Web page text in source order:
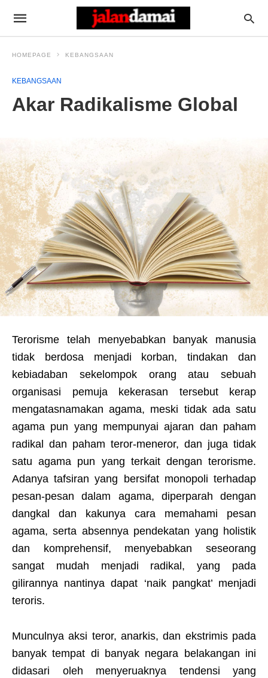
HOMEPAGE KEBANGSAAN
KEBANGSAAN
Akar Radikalisme Global
Terorisme telah menyebabkan banyak manusia
tidak berdosa menjadi korban, tindakan dan
kebiadaban sekelompok orang atau sebuah
organisasi pemuja kekerasan tersebut kerap
mengatasnamakan agama, meski tidak ada satu
agama pun yang mempunyai ajaran dan paham
radikal dan paham teror-meneror, dan juga tidak
satu agama pun yang terkait dengan terorisme.
Adanya tafsiran yang bersifat monopoli terhadap
pesan-pesan dalam agama, diperparah dengan
dangkal dan kakunya cara memahami pesan
agama, serta absennya pendekatan yang holistik
dan komprehensif, menyebabkan seseorang
sangat mudah menjadi radikal, yang pada
gilirannya nantinya dapat ‘naik pangkat’ menjadi
teroris.
Munculnya aksi teror, anarkis, dan ekstrimis pada
banyak tempat di banyak negara belakangan ini
didasari oleh menyeruaknya tendensi yang